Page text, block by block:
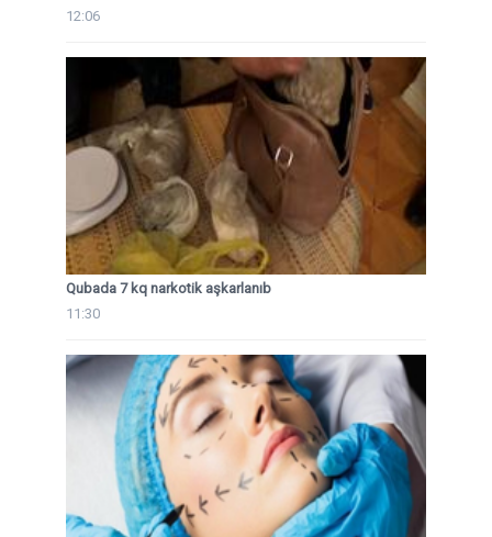
12:06
Qubada 7 kq narkotik aşkarlanıb
11:30